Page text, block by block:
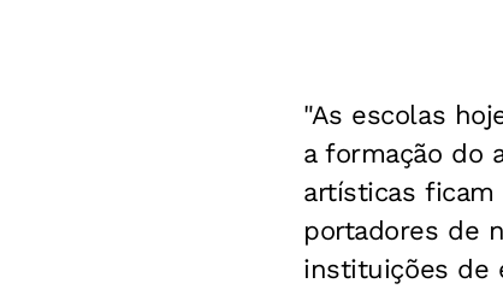
"As escolas
a formação do
artísticas
portadores de
instituições de